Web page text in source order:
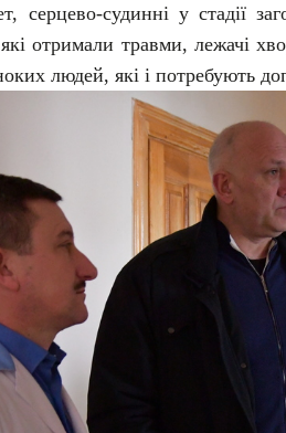
серцево-судинні у стадії
отримали травми, лежачі
людей, які і потребують